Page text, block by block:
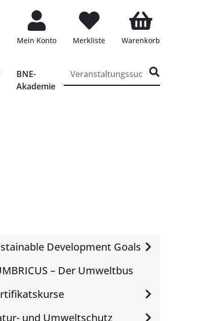
Mein Konto Merkliste Warenkorb
BNE-
Akademie
Development Goals
– Der Umweltbus
und Umweltschutz